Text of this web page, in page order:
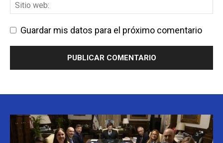
Guardar mis datos para el próximo comentario